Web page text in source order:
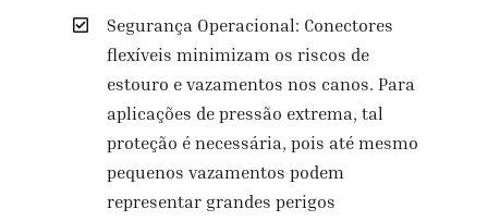
Segurança Operacional: Conectores
flexíveis minimizam os riscos de
estouro e vazamentos nos canos. Para
aplicações de pressão extrema, tal
proteção é necessária, pois até mesmo
pequenos vazamentos podem
representar grandes perigos